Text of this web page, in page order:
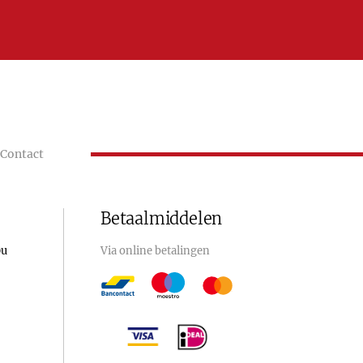
Contact
Betaalmiddelen
Via online betalingen